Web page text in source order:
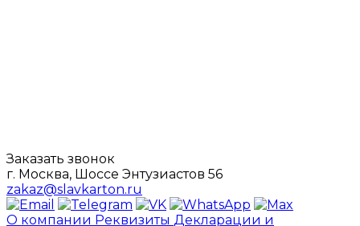
Заказать звонок
г. Москва, Шоссе Энтузиастов 56
zakaz@slavkarton.ru
О компании Реквизиты Декларации и